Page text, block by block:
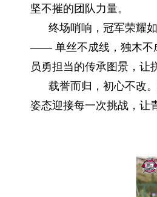
坚不摧的团队力量。
终场哨响，冠军荣耀如
—— 单丝不成线，独木不
员勇担当的传承图景，让
载誉而归，初心不改。
姿态迎接每一次挑战，让